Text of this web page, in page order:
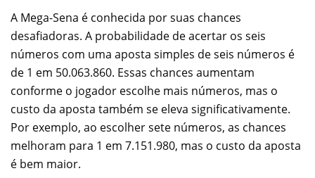
A Mega-Sena é conhecida por suas chances
desafiadoras. A probabilidade de acertar os seis
números com uma aposta simples de seis números é
de 1 em 50.063.860. Essas chances aumentam
conforme o jogador escolhe mais números, mas o
custo da aposta também se eleva significativamente.
Por exemplo, ao escolher sete números, as chances
melhoram para 1 em 7.151.980, mas o custo da aposta
é bem maior.